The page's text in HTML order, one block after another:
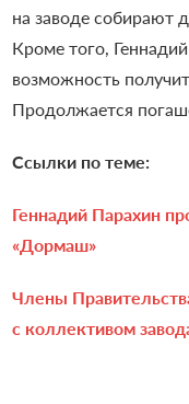
на заводе собирают
Кроме того,
возможность
Продолжается
Ссылки по теме:
Геннадий Парахин
«Дормаш»
Члены
с коллективом